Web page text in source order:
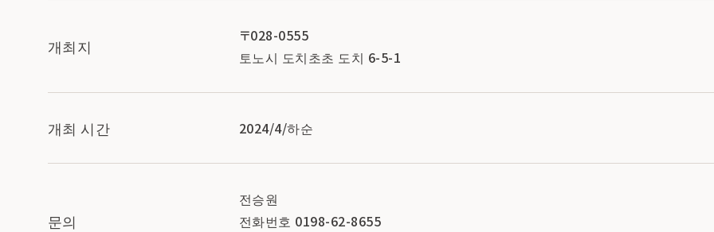
개최지
〒028-0555
토노시 도치초초 도치 6-5-1
개최 시간 2024/4/하순
문의
전승원
전화번호 0198-62-8655